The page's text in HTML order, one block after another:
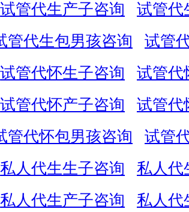
试管代生产子咨询
试管代
管代生包男孩咨询
试管
试管代怀生子咨询
试管代
试管代怀产子咨询
试管代
管代怀包男孩咨询
试管
私人代生生子咨询
私人代
私人代生产子咨询
私人代